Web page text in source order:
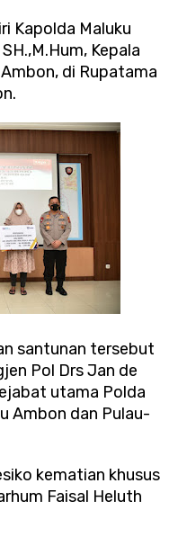
Kapolda Maluku
Kepala
di Rupatama
santunan tersebut
Pol Drs Jan de
utama Polda
Ambon dan Pulau-
kematian khusus
Faisal Heluth